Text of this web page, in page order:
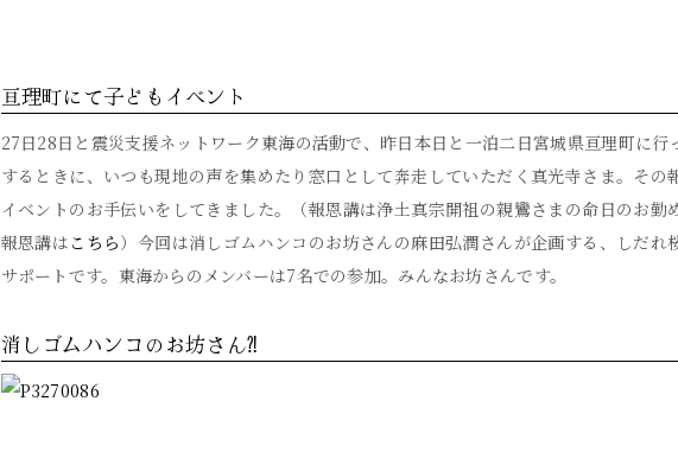
亘理町にて子どもイベント
27日28日と震災支援ネットワーク東海の活動で、昨日本日と一泊二日宮城県亘理町に
するときに、いつも現地の声を集めたり窓口として奔走していただく真光寺さま。その
イベントのお手伝いをしてきました。（報恩講は浄土真宗開祖の親鸞さまの命日のお勤
報恩講は こちら）今回は消しゴムハンコのお坊さんの麻田弘潤さんが企画する、しだれ
サポートです。東海からのメンバーは7名での参加。みんなお坊さんです。
消しゴムハンコのお坊さん⁈